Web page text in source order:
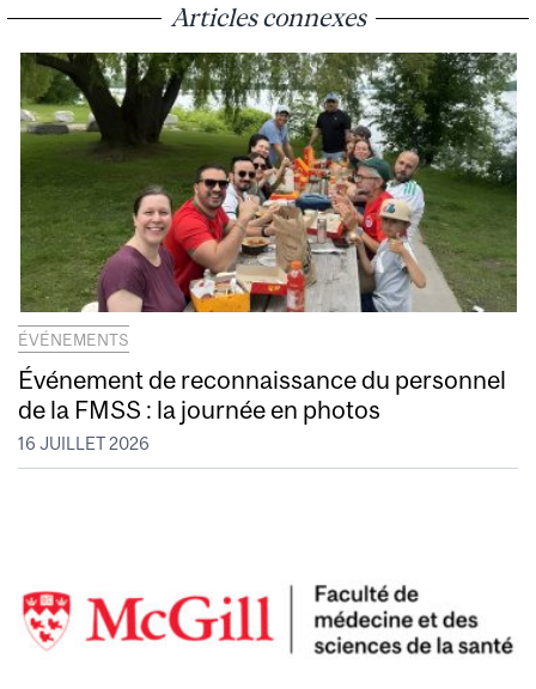
Articles connexes
ÉVÉNEMENTS
Événement de reconnaissance du personnel
de la FMSS : la journée en photos
16 JUILLET 2026